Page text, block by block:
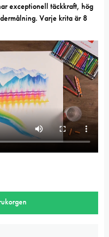
exceptionell täckkraft, hög
Varje krita är 8